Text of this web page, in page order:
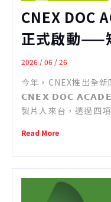
CNEX DOC
正式啟動——
Docs Lab
2026 / 06 / 26
今年，CNEX推出全
𝗖𝗡𝗘𝗫 𝗗𝗢𝗖
製片人來台，透過四
Lab、E ...
Read More